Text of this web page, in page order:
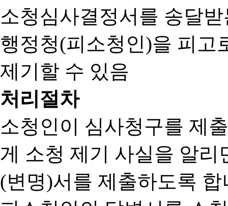
소청심사결정서를 송달
행정청(피소청인)을 피고
제기할 수 있음
처리절차
소청인이 심사청구를 제
게 소청 제기 사실을 알
(변명)서를 제출하도록 합